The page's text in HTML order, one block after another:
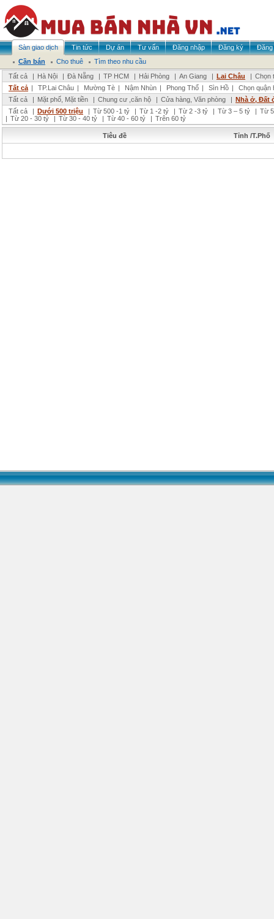
Sàn giao dịch Tin tức Dự án Tư vấn Đăng nhập Đăng ký
Đăng
Cần bán
Cho thuê
Tìm theo nhu cầu
Tất cả
| Hà Nội | Đà Nẵng | TP HCM | Hải Phòng | An Giang | Lai Châu | Chọn
Tất cả | TP.Lai Châu | Mường Tè | Nậm Nhùn | Phong Thổ | Sìn Hồ |
Chọn quận
Tất cả
| Mặt phố, Mặt tiền | Chung cư ,căn hộ | Cửa hàng, Văn phòng | Nhà ở, Đất
Tất cả
| Dưới 500 triệu | Từ 500 -1 tỷ | Từ 1 -2 tỷ | Từ 2 -3 tỷ | Từ 3 – 5 tỷ | Từ
| Từ 20 - 30 tỷ | Từ 30 - 40 tỷ | Từ 40 - 60 tỷ | Trên 60 tỷ
Tiêu đề Tỉnh /T.Phố